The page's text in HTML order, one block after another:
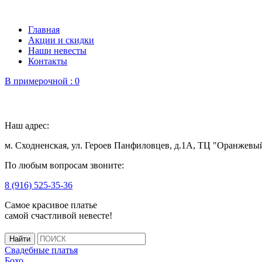
Главная
Акции и скидки
Наши невесты
Контакты
В примерочной : 0
Наш адрес:
м. Сходненская, ул. Героев Панфиловцев, д.1А, ТЦ
По любым вопросам звоните:
8 (916) 525-35-36
Самое красивое платье
самой счастливой невесте!
Свадебные платья